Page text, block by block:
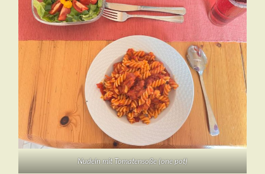
Nudeln mit Tomatensoße (one pot)